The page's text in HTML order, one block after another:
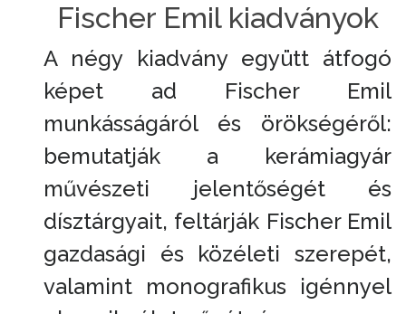
Fischer Emil kiadványok
A négy kiadvány együtt átfogó
képet ad Fischer Emil
munkásságáról és örökségéről:
bemutatják a kerámiagyár
művészeti jelentőségét és
dísztárgyait, feltárják Fischer Emil
gazdasági és közéleti szerepét,
valamint monografikus igénnyel